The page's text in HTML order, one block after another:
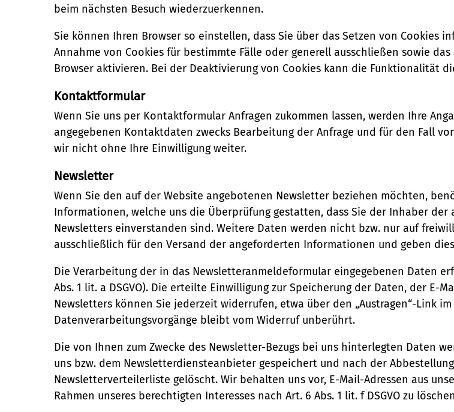
beim nächsten Besuch wiederzuerkennen.
Sie können Ihren Browser so einstellen, dass Sie über das Setzen von Cookies
Annahme von Cookies für bestimmte Fälle oder generell ausschließen sowie
Browser aktivieren. Bei der Deaktivierung von Cookies kann die Funktionalität
Kontaktformular
Wenn Sie uns per Kontaktformular Anfragen zukommen lassen, werden Ihre
angegebenen Kontaktdaten zwecks Bearbeitung der Anfrage und für den Fall
wir nicht ohne Ihre Einwilligung weiter.
Newsletter
Wenn Sie den auf der Website angebotenen Newsletter beziehen möchten,
Informationen, welche uns die Überprüfung gestatten, dass Sie der Inhaber der
Newsletters einverstanden sind. Weitere Daten werden nicht bzw. nur auf
ausschließlich für den Versand der angeforderten Informationen und geben
Die Verarbeitung der in das Newsletteranmeldeformular eingegebenen Daten
Abs. 1 lit. a DSGVO). Die erteilte Einwilligung zur Speicherung der Daten, der E-
Newsletters können Sie jederzeit widerrufen, etwa über den „Austragen“-Link
Datenverarbeitungsvorgänge bleibt vom Widerruf unberührt.
Die von Ihnen zum Zwecke des Newsletter-Bezugs bei uns hinterlegten Daten
uns bzw. dem Newsletterdiensteanbieter gespeichert und nach der
Newsletterverteilerliste gelöscht. Wir behalten uns vor, E-Mail-Adressen aus
Rahmen unseres berechtigten Interesses nach Art. 6 Abs. 1 lit. f DSGVO zu